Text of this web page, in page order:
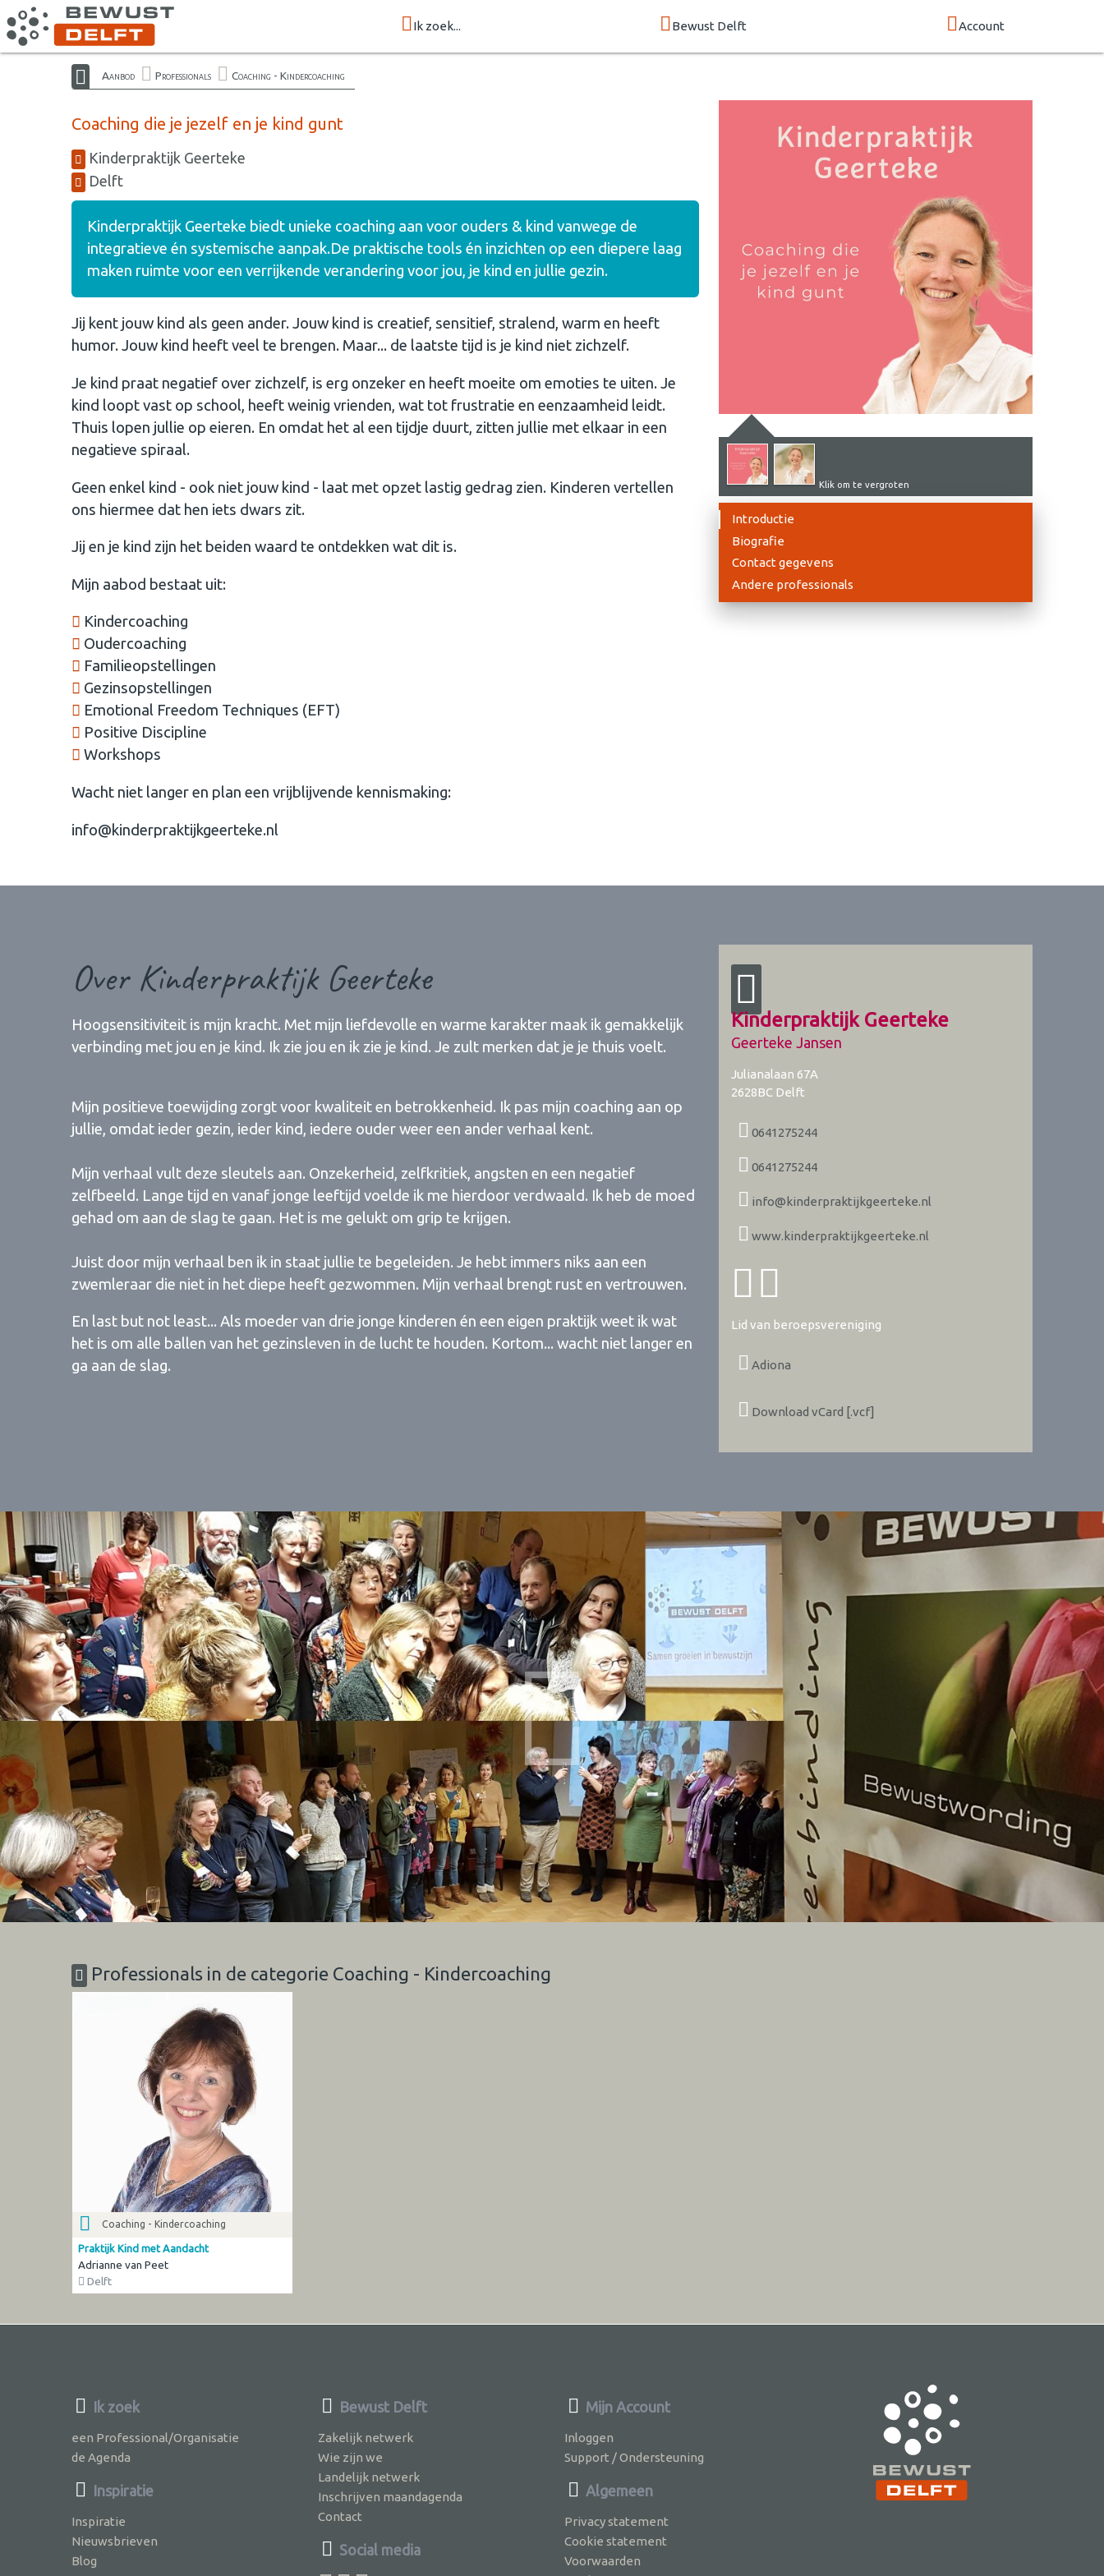
Ik zoek... Bewust Delft Account
Aanbod Professionals Coaching - Kindercoaching
Coaching die je jezelf en je kind gunt
Kinderpraktijk Geerteke
Delft
Kinderpraktijk Geerteke biedt unieke coaching aan voor ouders & kind vanwege de
integratieve én systemische aanpak.De praktische tools én inzichten op een diepere laag
maken ruimte voor een verrijkende verandering voor jou, je kind en jullie gezin.
Jij kent jouw kind als geen ander. Jouw kind is creatief, sensitief, stralend, warm en heeft
humor. Jouw kind heeft veel te brengen. Maar... de laatste tijd is je kind niet zichzelf.
Je kind praat negatief over zichzelf, is erg onzeker en heeft moeite om emoties te uiten. Je
kind loopt vast op school, heeft weinig vrienden, wat tot frustratie en eenzaamheid leidt.
Thuis lopen jullie op eieren. En omdat het al een tijdje duurt, zitten jullie met elkaar in een
negatieve spiraal.
Geen enkel kind - ook niet jouw kind - laat met opzet lastig gedrag zien. Kinderen vertellen
ons hiermee dat hen iets dwars zit.
Jij en je kind zijn het beiden waard te ontdekken wat dit is.
Mijn aabod bestaat uit:
Kindercoaching
Oudercoaching
Familieopstellingen
Gezinsopstellingen
Emotional Freedom Techniques (EFT)
Positive Discipline
Workshops
Wacht niet langer en plan een vrijblijvende kennismaking:
info@kinderpraktijkgeerteke.nl
Klik om te vergroten
Introductie
Biografie
Contact gegevens
Andere professionals
Over Kinderpraktijk Geerteke
Hoogsensitiviteit is mijn kracht. Met mijn liefdevolle en warme karakter maak ik gemakkelijk
verbinding met jou en je kind. Ik zie jou en ik zie je kind. Je zult merken dat je je thuis voelt.
Mijn positieve toewijding zorgt voor kwaliteit en betrokkenheid. Ik pas mijn coaching aan op
jullie, omdat ieder gezin, ieder kind, iedere ouder weer een ander verhaal kent.
Mijn verhaal vult deze sleutels aan. Onzekerheid, zelfkritiek, angsten en een negatief
zelfbeeld. Lange tijd en vanaf jonge leeftijd voelde ik me hierdoor verdwaald. Ik heb de moed
gehad om aan de slag te gaan. Het is me gelukt om grip te krijgen.
Juist door mijn verhaal ben ik in staat jullie te begeleiden. Je hebt immers niks aan een
zwemleraar die niet in het diepe heeft gezwommen. Mijn verhaal brengt rust en vertrouwen.
En last but not least... Als moeder van drie jonge kinderen én een eigen praktijk weet ik wat
het is om alle ballen van het gezinsleven in de lucht te houden. Kortom... wacht niet langer en
ga aan de slag.
Kinderpraktijk Geerteke
Geerteke Jansen
Julianalaan 67A
2628BC Delft
0641275244
0641275244
info@kinderpraktijkgeerteke.nl
www.kinderpraktijkgeerteke.nl
Lid van beroepsvereniging
Adiona
Download vCard [.vcf]
Professionals in de categorie Coaching - Kindercoaching
Coaching - Kindercoaching
Praktijk Kind met Aandacht
Adrianne van Peet
Delft
Ik zoek
een Professional/Organisatie
de Agenda
Inspiratie
Inspiratie
Nieuwsbrieven
Blog
Bewust Delft
Zakelijk netwerk
Wie zijn we
Landelijk netwerk
Inschrijven maandagenda
Contact
Social media
Mijn Account
Inloggen
Support / Ondersteuning
Algemeen
Privacy statement
Cookie statement
Voorwaarden